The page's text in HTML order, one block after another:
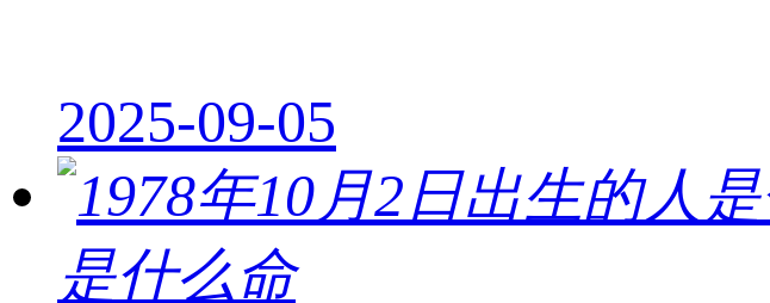
2025-09-05